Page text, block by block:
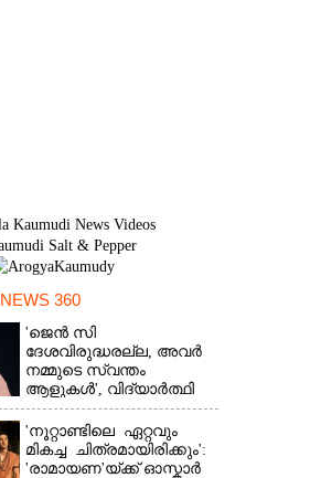
NEWS 360
'ജെൻ സി
ദേശവിരുദ്ധരല്ല, അവർ
നമ്മുടെ സ്വന്തം
ആളുകൾ', വിദ്യാർത്ഥി
പ്രക്ഷോഭത്തെ പിന്തുണച്ച്
ആർഎസ്‌എസ് മേധാവി
'നൂറ്റാണ്ടിലെ ഏറ്റവും
മികച്ച ചിത്രമായിരിക്കും':
'രാമായണ'യ്ക്ക് ഓസ്കാ‌ർ